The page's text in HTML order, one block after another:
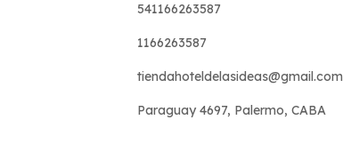
541166263587
1166263587
tiendahoteldelasideas@gmail.com
Paraguay 4697, Palermo, CABA